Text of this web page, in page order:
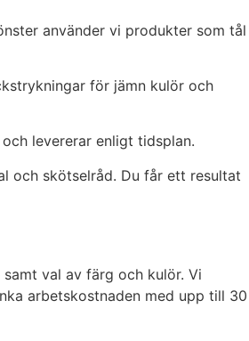
använder vi produkter som tål
för jämn kulör och
levererar enligt tidsplan.
och skötselråd. Du får ett resultat
val av färg och kulör. Vi
arbetskostnaden med upp till 30